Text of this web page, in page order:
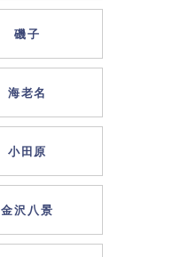
磯子
海老名
小田原
金沢八景